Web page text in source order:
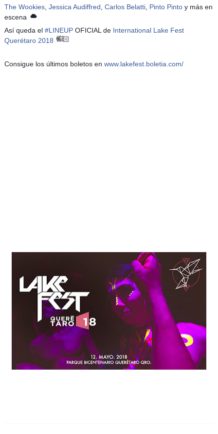
The Wookies, Jessica Audiffred Carlos Belatti, Pinto Pintoy más en
escena 🔥
🔥
🔥
Así queda el #LINEUPOFICIAL de International Lake Fest
Querétaro 2018 🤟🏻
💥
Consigue los últimos boletos en www.lakefest.boletia.com/